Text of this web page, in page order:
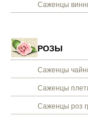
Саженцы
РОЗЫ
Саженцы
Саженцы
Саженцы роз